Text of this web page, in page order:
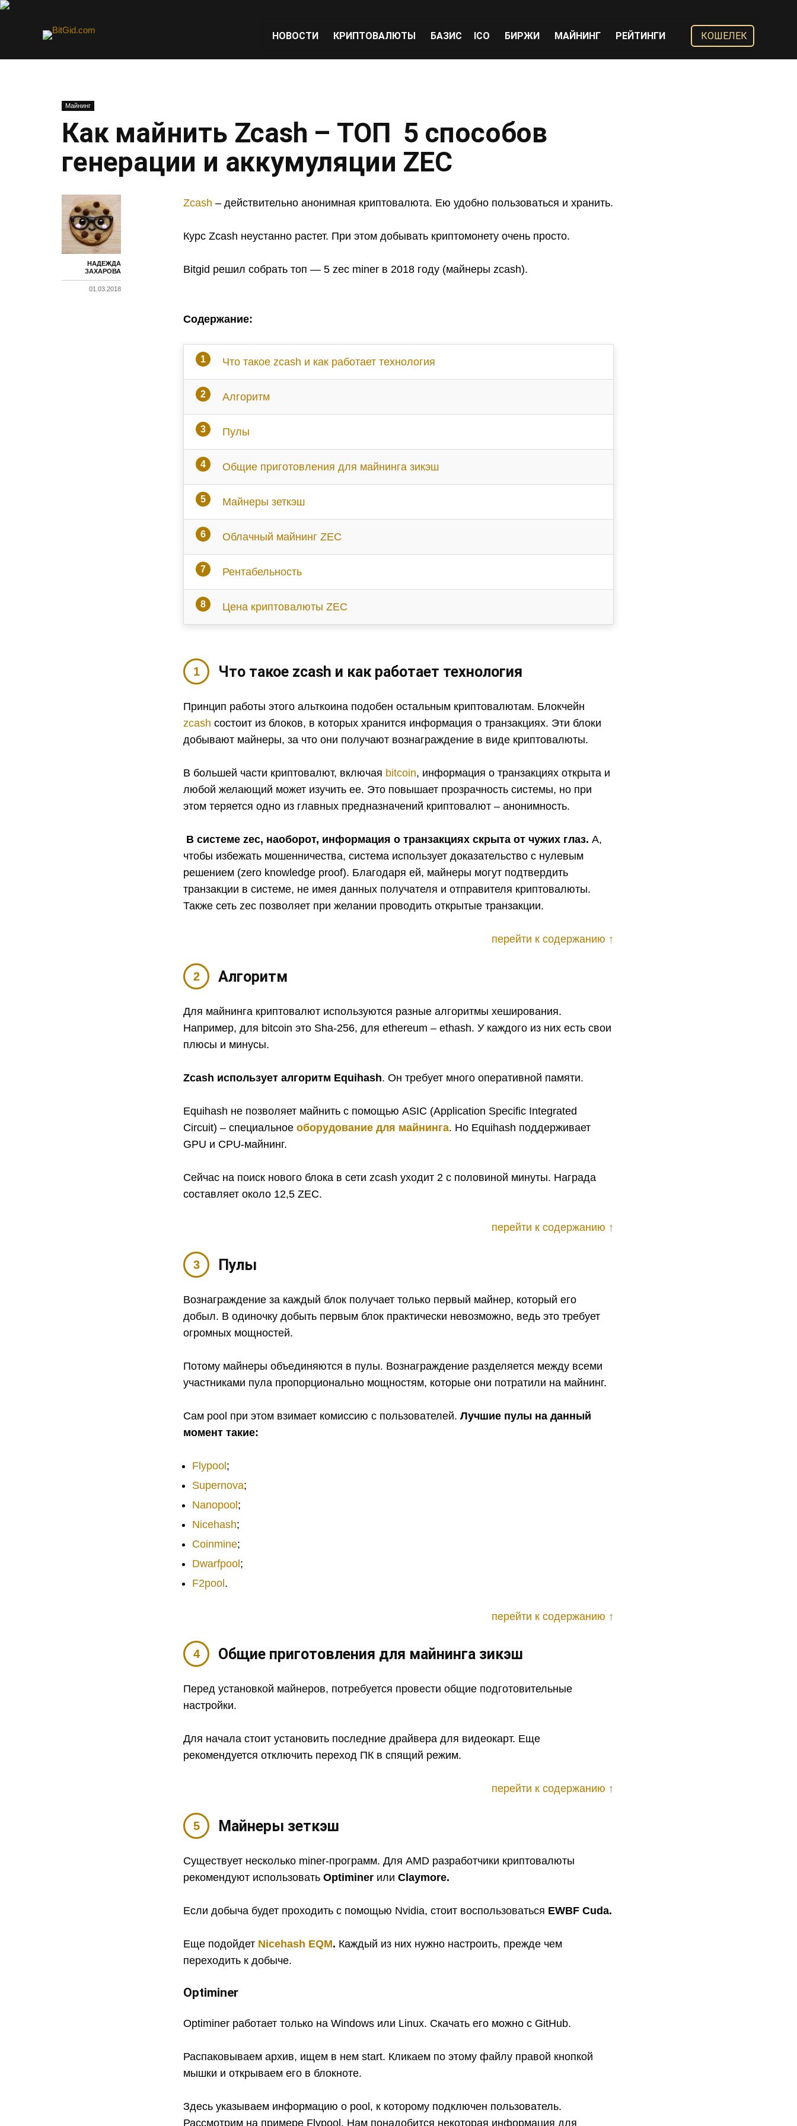
НОВОСТИ КРИПТОВАЛЮТЫ БАЗИС ICO БИРЖИ МАЙНИНГ РЕЙТИНГИ КОШЕЛЕК
Майнинг
Как майнить Zcash – ТОП 5 способов
генерации и аккумуляции ZEC
НАДЕЖДА
ЗАХАРОВА
01.03.2018
Zcash – действительно анонимная криптовалюта. Ею удобно пользоваться и хранить.
Курс Zcash неустанно растет. При этом добывать криптомонету очень просто.
Bitgid решил собрать топ — 5 zec miner в 2018 году (майнеры zcash).
Cодержание:
Что такое zcash и как работает технология
Алгоритм
Пулы
Общие приготовления для майнинга зикэш
Майнеры зеткэш
Облачный майнинг ZEC
Рентабельность
Цена криптовалюты ZEC
Что такое zcash и как работает технология
Принцип работы этого альткоина подобен остальным криптовалютам. Блокчейн
zcash состоит из блоков, в которых хранится информация о транзакциях. Эти блоки
добывают майнеры, за что они получают вознаграждение в виде криптовалюты.
В большей части криптовалют, включая bitcoin, информация о транзакциях открыта и
любой желающий может изучить ее. Это повышает прозрачность системы, но при
этом теряется одно из главных предназначений криптовалют – анонимность.
В системе zec, наоборот, информация о транзакциях скрыта от чужих глаз. А,
чтобы избежать мошенничества, система использует доказательство с нулевым
решением (zero knowledge proof). Благодаря ей, майнеры могут подтвердить
транзакции в системе, не имея данных получателя и отправителя криптовалюты.
Также сеть zec позволяет при желании проводить открытые транзакции.
перейти к содержанию ↑
Алгоритм
Для майнинга криптовалют используются разные алгоритмы хеширования.
Например, для bitcoin это Sha-256, для ethereum – ethash. У каждого из них есть свои
плюсы и минусы.
Zcash использует алгоритм Equihash. Он требует много оперативной памяти.
Equihash не позволяет майнить с помощью ASIC (Application Specific Integrated
Circuit) – специальноеоборудование для майнинга. Но Equihash поддерживает
GPU и CPU-майнинг.
Сейчас на поиск нового блока в сети zcash уходит 2 с половиной минуты. Награда
составляет около 12,5 ZEC.
перейти к содержанию ↑
Пулы
Вознаграждение за каждый блок получает только первый майнер, который его
добыл. В одиночку добыть первым блок практически невозможно, ведь это требует
огромных мощностей.
Потому майнеры объединяются в пулы. Вознаграждение разделяется между всеми
участниками пула пропорционально мощностям, которые они потратили на майнинг.
Сам pool при этом взимает комиссию с пользователей. Лучшие пулы на данный
момент такие:
Flypool ;
Supernova;
Nanopool ;
Nicehash;
Coinmine;
Dwarfpool ;
F2pool .
перейти к содержанию ↑
Общие приготовления для майнинга зикэш
Перед установкой майнеров, потребуется провести общие подготовительные
настройки.
Для начала стоит установить последние драйвера для видеокарт. Еще
рекомендуется отключить переход ПК в спящий режим.
перейти к содержанию ↑
Майнеры зеткэш
Существует несколько miner-программ. Для AMD разработчики криптовалюты
рекомендуют использовать Optiminer илиClaymore.
Если добыча будет проходить с помощью Nvidia, стоит воспользоваться EWBF Cuda.
Еще подойдет Nicehash EQM. Каждый из них нужно настроить, прежде чем
переходить к добыче.
Optiminer
Optiminer работает только на Windows или Linux. Скачать его можно с GitHub.
Распаковываем архив, ищем в нем start. Кликаем по этому файлу правой кнопкой
мышки и открываем его в блокноте.
Здесь указываем информацию о pool, к которому подключен пользователь.
Рассмотрим на примере Flypool. Нам понадобится некоторая информация для